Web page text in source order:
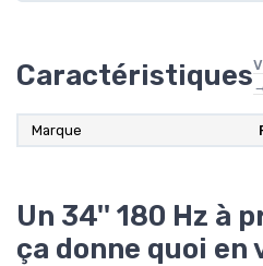
Caractéristiques
Marque
Un 34'' 180 Hz à
ça donne quoi en